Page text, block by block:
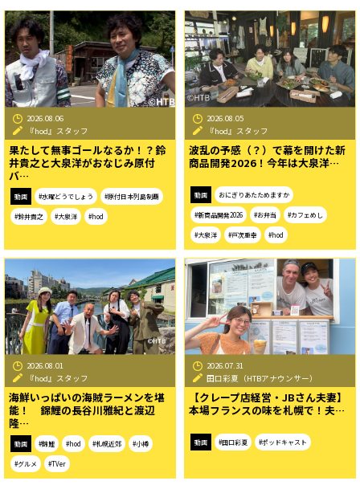
2026.08.06
『hod』スタッフ
果たして無事ゴールなるか！？鈴
井貴之と大泉洋がおなじみ原付
バ…
動画 #水曜どうでしょう #原付日本列島制覇
#鈴井貴之 #大泉洋 #hod
2026.08.05
『hod』スタッフ
波乱の予感（？）で幕を開けた新
商品開発2026！今年は大泉洋…
動画 おにぎりあたためますか
#新商品開発2026 #お弁当 #カフェめし
#大泉洋 #戸次重幸 #hod
2026.08.01
『hod』スタッフ
海鮮いっぱいの海賊ラーメンを堪
能！ 錦鯉の長谷川雅紀と渡辺
隆…
動画 #錦鯉 #hod #札幌近郊 #小樽
#グルメ #TVer
2026.07.31
田口彩夏（HTBアナウンサー）
【クレープ店経営・JBさん夫妻】
本場フランスの味を札幌で！夫…
動画 #田口彩夏 #ポッドキャスト